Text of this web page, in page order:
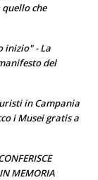
che
inizio" - La
del
in Campania
i Musei gratis a
MEMORIA